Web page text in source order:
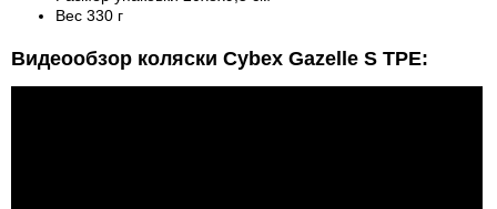
Вес 330 г
Видеообзор коляски Cybex Gazelle S TPE: